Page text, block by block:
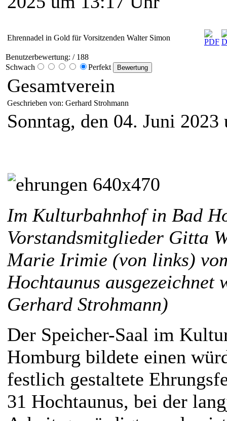
Ehrennadel in Gold für Vorsitzenden Walter Simon
Benutzerbewertung: / 188
Schwach
Perfekt
Gesamtverein
Geschrieben von: Gerhard Strohmann
Sonntag, den 04. Juni
Im Kulturbahnhof in Bad
Vorstandsmitglieder Gitta
Marie Irimie (von links)
Hochtaunus ausgezeichnet
Gerhard Strohmann)
Der Speicher-Saal im
Homburg bildete einen
festlich gestaltete
31 Hochtaunus, bei der